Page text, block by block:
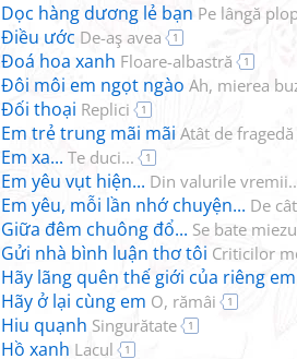
Dọc hàng dương lẻ bạn Pe lângă
Điều ước De-aş avea 1
Đoá hoa xanh Floare-albastră 1
Đôi môi em ngọt ngào Ah, mierea
Đối thoại Replici 1
Em trẻ trung mãi mãi Atât de fragedă
Em xa... Te duci... 1
Em yêu vụt hiện... Din valurile
Em yêu, mỗi lần nhớ chuyện... De
Giữa đêm chuông đổ... Se bate
Gửi nhà bình luận thơ tôi Criticilor
Hãy lãng quên thế giới của riêng em
Hãy ở lại cùng em O, rămâi 1
Hiu quạnh Singurătate 1
Hồ xanh Lacul 1